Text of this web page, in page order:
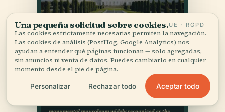
Una pequeña solicitud sobre cookies.UE · RGPD
Las cookies estrictamente necesarias permiten la navegación.
Las cookies de análisis (PostHog, Google Analytics) nos
ayudan a entender qué páginas funcionan — solo agregadas,
sin anuncios ni venta de datos. Puedes cambiarlo en cualquier
momento desde el pie de página.
Personalizar Rechazar todo Aceptar todo